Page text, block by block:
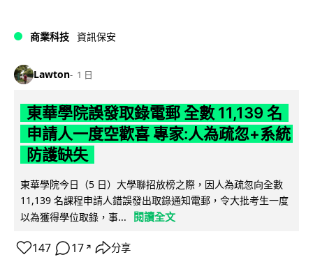
商業科技 資訊保安
Lawton 1 日
東華學院誤發取錄電郵 全數 11,139 名
申請人一度空歡喜 專家:人為疏忽+系統
防護缺失
東華學院今日（5 日）大學聯招放榜之際，因人為疏忽向全數
11,139 名課程申請人錯誤發出取錄通知電郵，令大批考生一度
以為獲得學位取錄，事...
閱讀全文
147 17 ↗ 分享